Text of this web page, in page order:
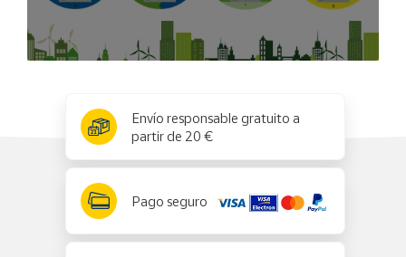
Envío responsable gratuito a
partir de 20 €
Pago seguro